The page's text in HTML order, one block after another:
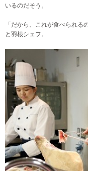
いるのだそう。
「だから、これが食べられる
と羽根シェフ。